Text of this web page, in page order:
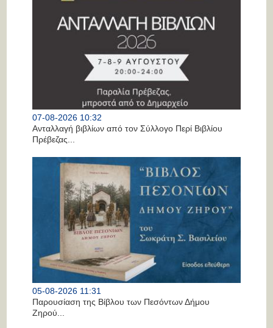
07-08-2026 10:32
Ανταλλαγή βιβλίων από τον Σύλλογο Περί Βιβλίου
Πρέβεζας...
05-08-2026 11:31
Παρουσίαση της Βίβλου των Πεσόντων Δήμου
Ζηρού...